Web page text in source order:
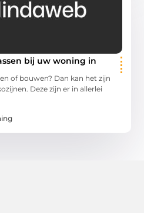
bij uw woning in
of bouwen? Dan kan het zijn
Deze zijn er in allerlei